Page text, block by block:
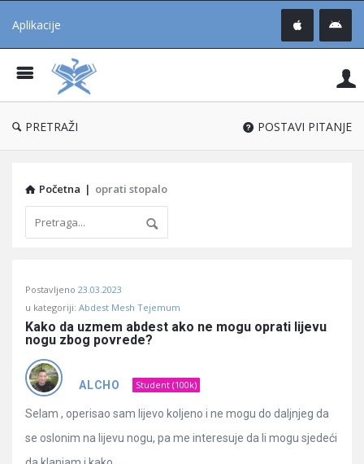
Aplikacije
®
PRETRAŽI POSTAVI PITANJE
Početna | oprati stopalo
Učene
Latest
Pitanja
Postavljeno 23.03.2023
u kategoriji: Abdest Mesh Tejemum
Kako da uzmem abdest ako ne mogu oprati lijevu
nogu zbog povrede?
ALCHO Student (100k)
Selam , operisao sam lijevo koljeno i ne mogu do daljnjeg da
se oslonim na lijevu nogu, pa me interesuje da li mogu sjedeći